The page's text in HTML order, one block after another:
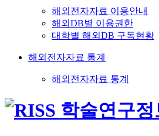
해외전자자료 이용안내
해외DB별 이용권한
대학별 해외DB 구독현황
해외전자자료 통계
해외전자자료 통계